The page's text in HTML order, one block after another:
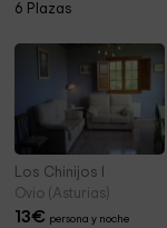
6 Plazas
Los Chinijos I
Ovio (Asturias)
13€ persona y noche